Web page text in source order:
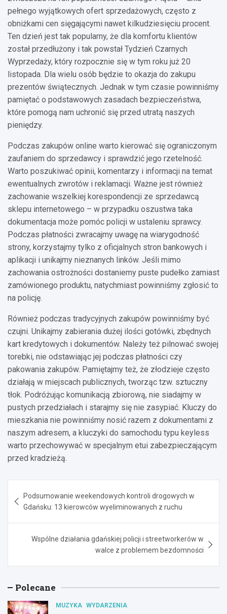
pełnego wyjątkowych ofert sprzedażowych, często z
obniżkami cen sięgającymi nawet kilkudziesięciu procent.
Ten dzień jest tak popularny, że dla komfortu klientów
został przedłużony i tak powstał Tydzień Czarnych
Wyprzedaży, który rozpocznie się w tym roku już 20
listopada. Dla wielu osób będzie to okazja do zakupu
prezentów świątecznych. Jednak w tym czasie powinniśmy
pamiętać o podstawowych zasadach bezpieczeństwa,
które pomogą nam uchronić się przed utratą naszych
pieniędzy.
Podczas zakupów online warto kierować się ograniczonym
zaufaniem do sprzedawcy i sprawdzić jego rzetelność.
Warto poszukiwać opinii, komentarzy i informacji na temat
ewentualnych zwrotów i reklamacji. Ważne jest również
zachowanie wszelkiej korespondencji ze sprzedawcą
sklepu internetowego – w przypadku oszustwa taka
dokumentacja może pomóc policji w ustaleniu sprawcy.
Podczas płatności zwracajmy uwagę na wiarygodność
strony, korzystajmy tylko z oficjalnych stron bankowych i
aplikacji i unikajmy nieznanych linków. Jeśli mimo
zachowania ostrożności dostaniemy puste pudełko zamiast
zamówionego produktu, natychmiast powinniśmy zgłosić to
na policję.
Również podczas tradycyjnych zakupów powinniśmy być
czujni. Unikajmy zabierania dużej ilości gotówki, zbędnych
kart kredytowych i dokumentów. Należy też pilnować swojej
torebki, nie odstawiając jej podczas płatności czy
pakowania zakupów. Pamiętajmy też, że złodzieje często
działają w miejscach publicznych, tworząc tzw. sztuczny
tłok. Podróżując komunikacją zbiorową, nie siadajmy w
pustych przedziałach i starajmy się nie zasypiać. Kluczy do
mieszkania nie powinniśmy nosić razem z dokumentami z
naszym adresem, a kluczyki do samochodu typu keyless
warto przechowywać w specjalnym etui zabezpieczającym
przed kradzieżą.
wpisu
Podsumowanie weekendowych kontroli drogowych w
Gdańsku: 13 kierowców wyeliminowanych z ruchu
Wspólne działania gdańskiej policji i streetworkerów w
walce z problemem bezdomności
Polecane
MUZYKA WYDARZENIA